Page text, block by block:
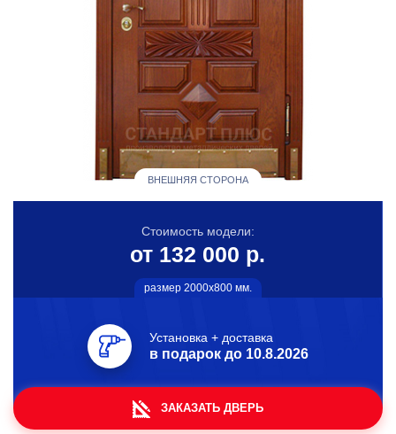
ВНЕШНЯЯ СТОРОНА
Стоимость модели:
от 132 000 р.
размер 2000х800 мм.
Установка + доставка
в подарок до 10.8.2026
ЗАКАЗАТЬ ДВЕРЬ